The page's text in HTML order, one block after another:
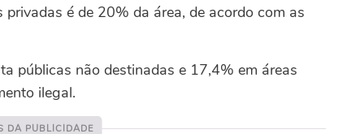
é de 20% da área, de acordo com as
públicas não destinadas e 17,4% em áreas
ilegal.